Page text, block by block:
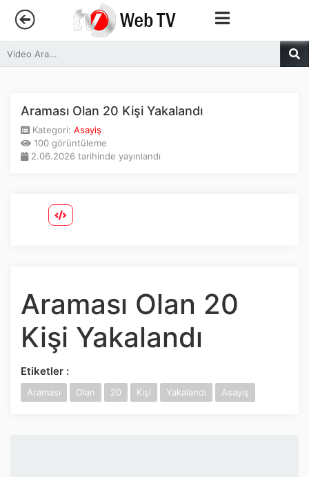
Anasayfa
Canlı Yayın
Sosyal Medya
Google Play
Araması Olan 20 Kişi Yakalandı
Kategori: Asayiş
100 görüntüleme
2.06.2026 tarihinde yayınlandı
Araması Olan 20
Kişi Yakalandı
Etiketler :
Araması Olan 20 Kişi Yakalandı Asayiş